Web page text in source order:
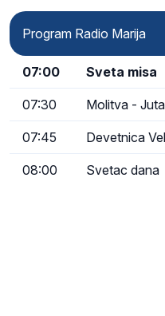
Program Radio Marija
07:00 Sveta misa
07:30 Molitva -
07:45 Devetnica
08:00 Svetac dana